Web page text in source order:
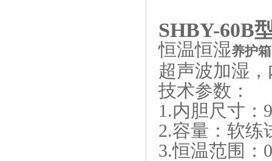
SHBY-60B
恒温恒湿养护箱
超声波加湿
技术参数：
1.内胆尺寸：
2.容量：软练
3.恒温范围